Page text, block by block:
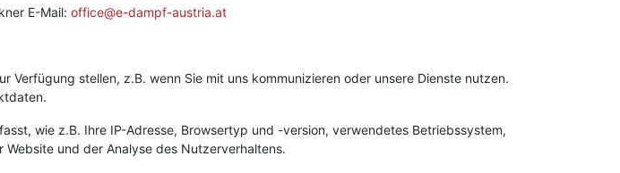
E-Mail: office@e-dampf-austria.at
stellen, z.B. wenn Sie mit uns kommunizieren oder unsere Dienste nutzen.
wie z.B. Ihre IP-Adresse, Browsertyp und -version, verwendetes Betriebssystem,
und der Analyse des Nutzerverhaltens.